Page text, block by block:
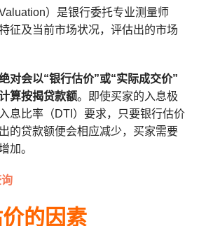
）是银行委托专业测量师
征及当前市场状况，评估出的市场
对会以“银行估价”或“实际成交价”
算按揭贷款额。即使买家的入息极
息比率（DTI）要求，只要银行估价
的贷款额便会相应减少，买家需要
加。
的因素